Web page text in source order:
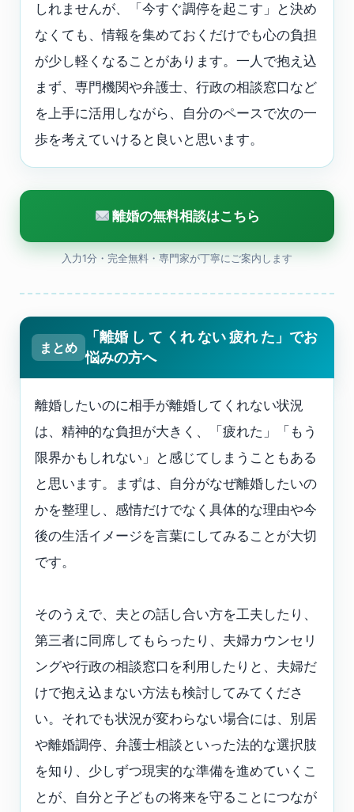
しれませんが、「今すぐ調停を起こす」と決め
なくても、情報を集めておくだけでも心の負担
が少し軽くなることがあります。一人で抱え込
まず、専門機関や弁護士、行政の相談窓口など
を上手に活用しながら、自分のペースで次の一
歩を考えていけると良いと思います。
離婚の無料相談はこちら
入力1分・完全無料・専門家が丁寧にご案内します
まとめ
「離婚 し て くれ ない 疲れ た」でお
悩みの方へ
離婚したいのに相手が離婚してくれない状況
は、精神的な負担が大きく、「疲れた」「もう
限界かもしれない」と感じてしまうこともある
と思います。まずは、自分がなぜ離婚したいの
かを整理し、感情だけでなく具体的な理由や今
後の生活イメージを言葉にしてみることが大切
です。
そのうえで、夫との話し合い方を工夫したり、
第三者に同席してもらったり、夫婦カウンセリ
ングや行政の相談窓口を利用したりと、夫婦だ
けで抱え込まない方法も検討してみてくださ
い。それでも状況が変わらない場合には、別居
や離婚調停、弁護士相談といった法的な選択肢
を知り、少しずつ現実的な準備を進めていくこ
とが、自分と子どもの将来を守ることにつなが